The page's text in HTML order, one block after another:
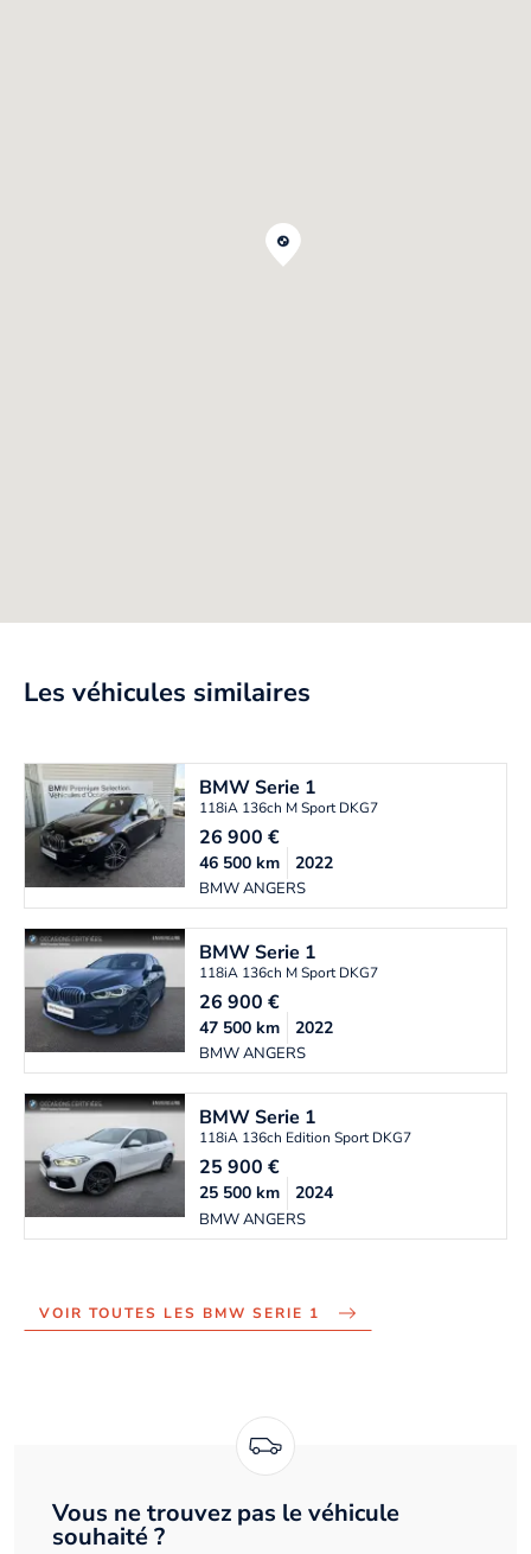
Les véhicules similaires
BMWSerie 1
118iA 136ch M Sport DKG7
26 900€
BMW ANGERS
46 500km 2022
BMWSerie 1
118iA 136ch M Sport DKG7
26 900€
BMW ANGERS
47 500km 2022
BMWSerie 1
118iA 136ch Edition Sport DKG7
25 900€
BMW ANGERS
25 500km 2024
VOIR TOUTES LES BMW SERIE 1
Vous ne trouvez pas le véhicule
souhaité ?